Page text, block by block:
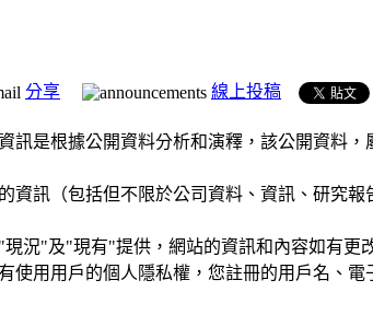
分享
線上投稿
訊是根據公開資料分析和演釋，該公開資料
資訊（包括但不限於公司資料、資訊、研究
況"及"現有"提供，網站的資訊和內容如有更
使用用戶的個人隱私權，您註冊的用戶名、